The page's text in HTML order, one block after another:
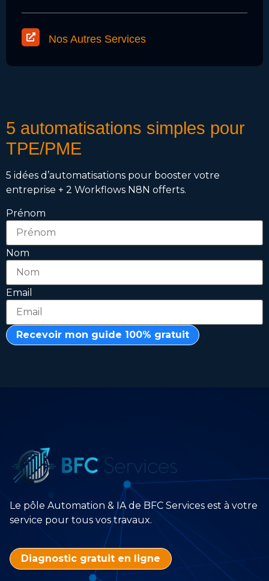
Nos Autres Services
5 automatisations simples pour
TPE/PME
5 idées d’automatisations pour booster votre
entreprise + 2 Workflows N8N offerts.
Prénom
Nom
Email
Recevoir mon guide 100% gratuit
Le pôle Automation & IA de BFC Services est à votre
service pour tous vos travaux.
Diagnostic gratuit en ligne